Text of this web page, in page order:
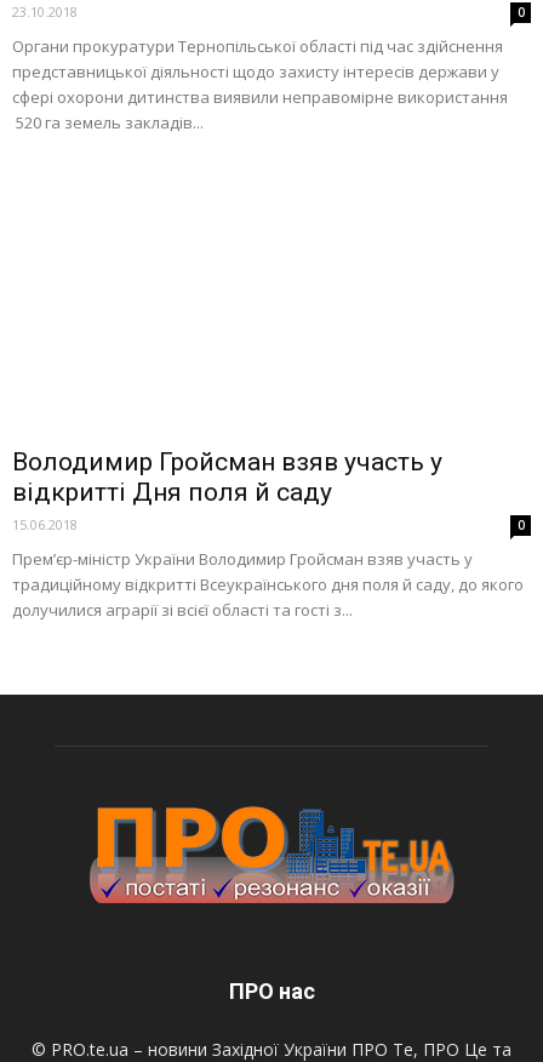
23.10.2018 0
Органи прокуратури Тернопільської області під час здійснення
представницької діяльності щодо захисту інтересів держави у
сфері охорони дитинства виявили неправомірне використання
520 га земель закладів...
Володимир Гройсман взяв участь у
відкритті Дня поля й саду
15.06.2018 0
Прем’єр-міністр України Володимир Гройсман взяв участь у
традиційному відкритті Всеукраїнського дня поля й саду, до якого
долучилися аграрії зі всієї області та гості з...
ПРО нас
© PRO.te.ua – новини Західної України ПРО Те, ПРО Це та